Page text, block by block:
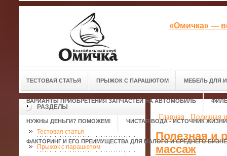
«Омичка» —
ТЕСТОВАЯ СТАТЬЯ ПРЫЖОК С ПАРАШЮТОМ МЕБЕЛЬ ДЛЯ
ВАРИАНТЫ ПРИОБРЕТЕНИЯ ЗАПЧАСТЕЙ НА АВТОМОБИЛЬ
НУЖНЫ ДЕНЬГИ? ПОМОЖЕМ! ЧИСТАЯ ВОДА - ИСТОЧНИК ЖИЗНИ
ФАКТОРИНГ И ЕГО ПРЕИМУЩЕСТВА ДЛЯ МАЛОГО И СРЕДНЕГО
РАЗДЕЛЫ
Тестовая статья
Прыжок с парашютом
Главная Полезная
Полезная и
массаж